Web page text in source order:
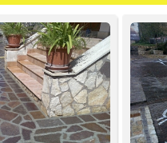
"
Fornitura di: Lastre di Porfido per
pavimenti e rivestimenti Cubetti di
porfido Lastre e cubetti ...
Castelli Romani...L' Arte della Pietra